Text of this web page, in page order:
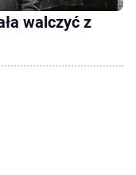
walczyć z